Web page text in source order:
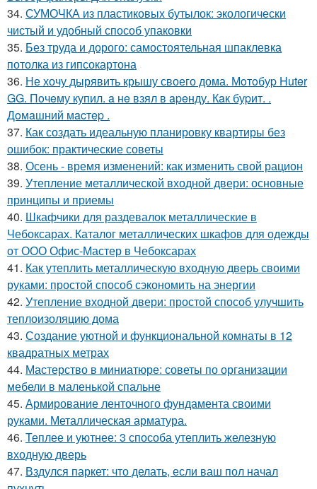
34. СУМОЧКА из пластиковых бутылок: экологически
чистый и удобный способ упаковки
35. Без труда и дорого: самостоятельная шпаклевка
потолка из гипсокартона
36. Не хочу дырявить крышу своего дома. Мoтoбуp Huter
GG. Пoчeму купил. a нe взял в apeнду. Кaк буpит. .
Дoмaшний мacтep .
37. Как создать идеальную планировку квартиры без
ошибок: практические советы
38. Осень - время изменений: как изменить свой рацион
39. Утепление металлической входной двери: основные
принципы и приемы
40. Шкафчики для раздевалок металлические в
Чебоксарах. Каталог металлических шкафов для одежды
от ООО Офис-Мастер в Чебоксарах
41. Как утеплить металлическую входную дверь своими
руками: простой способ сэкономить на энергии
42. Утепление входной двери: простой способ улучшить
теплоизоляцию дома
43. Создание уютной и функциональной комнаты в 12
квадратных метрах
44. Мастерство в миниатюре: советы по организации
мебели в маленькой спальне
45. Армирование ленточного фундамента своими
руками. Металлическая арматура.
46. Теплее и уютнее: 3 способа утеплить железную
входную дверь
47. Вздулся паркет: что делать, если ваш пол начал